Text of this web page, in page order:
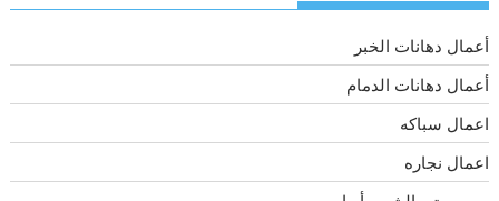
أعمال دهانات الخبر
أعمال دهانات الدمام
اعمال سباكه
اعمال نجاره